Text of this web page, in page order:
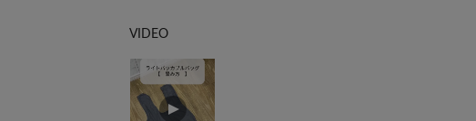
VIDEO